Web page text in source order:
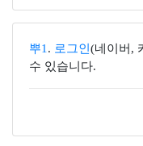
뿌1 . 로그인 (네이버,
수 있습니다.